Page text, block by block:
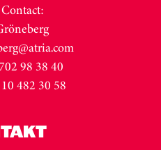
98 38 40
482 30 58